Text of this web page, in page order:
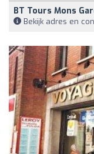
BT Tours Mons
Bekijk adres en